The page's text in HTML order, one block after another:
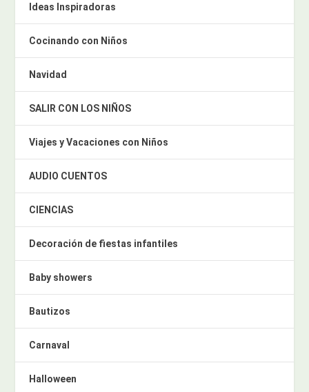
Ideas Inspiradoras
Cocinando con Niños
Navidad
SALIR CON LOS NIÑOS
Viajes y Vacaciones con Niños
AUDIO CUENTOS
CIENCIAS
Decoración de fiestas infantiles
Baby showers
Bautizos
Carnaval
Halloween